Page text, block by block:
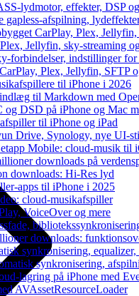
lydmotor, effekter, DSP
gapless-afspilning,
CarPlay, Plex,
Jellyfin, sky-streaming
forbindelser, indstillinger
Plex, Jellyfin, SFTP
til iPhone i 2026
til Markdown med
DSD på iPhone og Mac
til iPhone og iPad
Drive, Synology, nye UI-
Mobile: cloud-musik til
downloads på
downloads: Hi-Res lyd
apps til iPhone i 2025
cloud-musikafspiller
VoiceOver og mere
downloads:
synkronisering,
synkronisering,
lagring på iPhone med
AVAssetResourceLoader